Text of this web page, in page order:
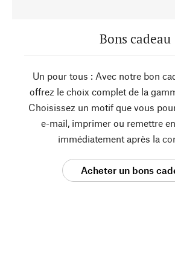
Bons cadeau
Un pour tous : Avec notre bon
offrez le choix complet de la
Choisissez un motif que vous
e-mail, imprimer ou remettre
immédiatement après la
Acheter un bons